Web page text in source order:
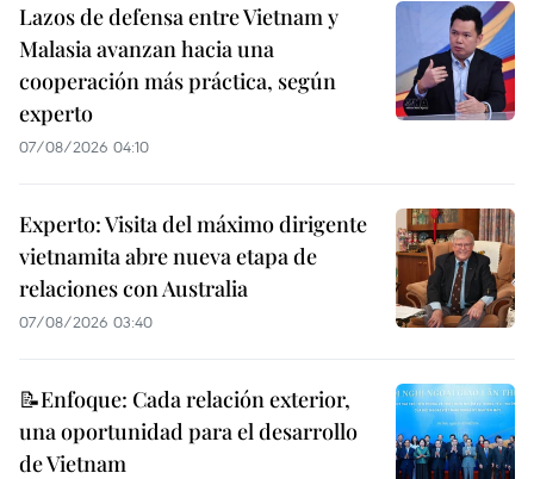
Lazos de defensa entre Vietnam y
Malasia avanzan hacia una
cooperación más práctica, según
experto
07/08/2026 04:10
Experto: Visita del máximo dirigente
vietnamita abre nueva etapa de
relaciones con Australia
07/08/2026 03:40
📝Enfoque: Cada relación exterior,
una oportunidad para el desarrollo
de Vietnam